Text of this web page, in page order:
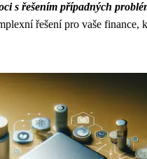
s řešením případných
řešení pro vaše finance,